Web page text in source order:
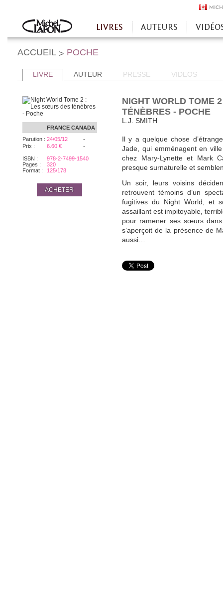
Accueil
LIVRES AUTEURS
ACCUEIL > POCHE
LIVRE AUTEUR PRESSE VIDEOS
FRANCE CANADA
Parution : 24/05/12 -
Prix : 6.60 € -
ISBN :
978-2-7499-1540
Pages :
320
Format :
125/178
ACHETER
NIGHT WORLD TOME
TÉNÈBRES - POCHE
L.J. SMITH
Il y a quelque chose
Jade, qui emménagent en
chez Mary-Lynette et Mark
presque surnaturelle et
Un soir, leurs voisins
retrouvent témoins d’un
fugitives du Night World, et
assaillant est impitoyable,
pour ramener ses sœurs
s’aperçoit de la présence de
aussi…